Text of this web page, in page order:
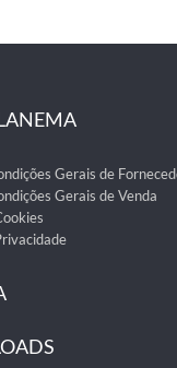
Gerais de
Gerais de Venda